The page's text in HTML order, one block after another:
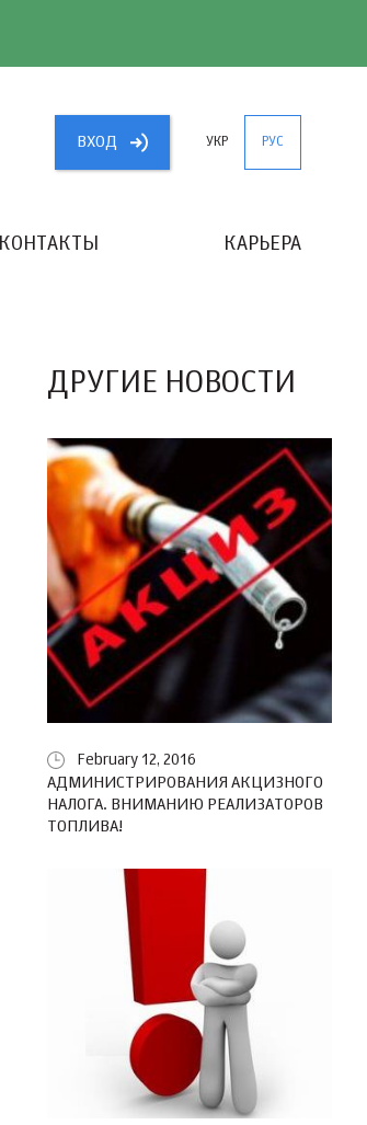
ВХОД УКР РУС
КОНТАКТЫ КАРЬЕРА
ДРУГИЕ НОВОСТИ
February 12, 2016
АДМИНИСТРИРОВАНИЯ АКЦИЗНОГО
НАЛОГА. ВНИМАНИЮ РЕАЛИЗАТОРОВ
ТОПЛИВА!